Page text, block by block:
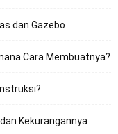
dan Gazebo
Cara Membuatnya?
Kekurangannya